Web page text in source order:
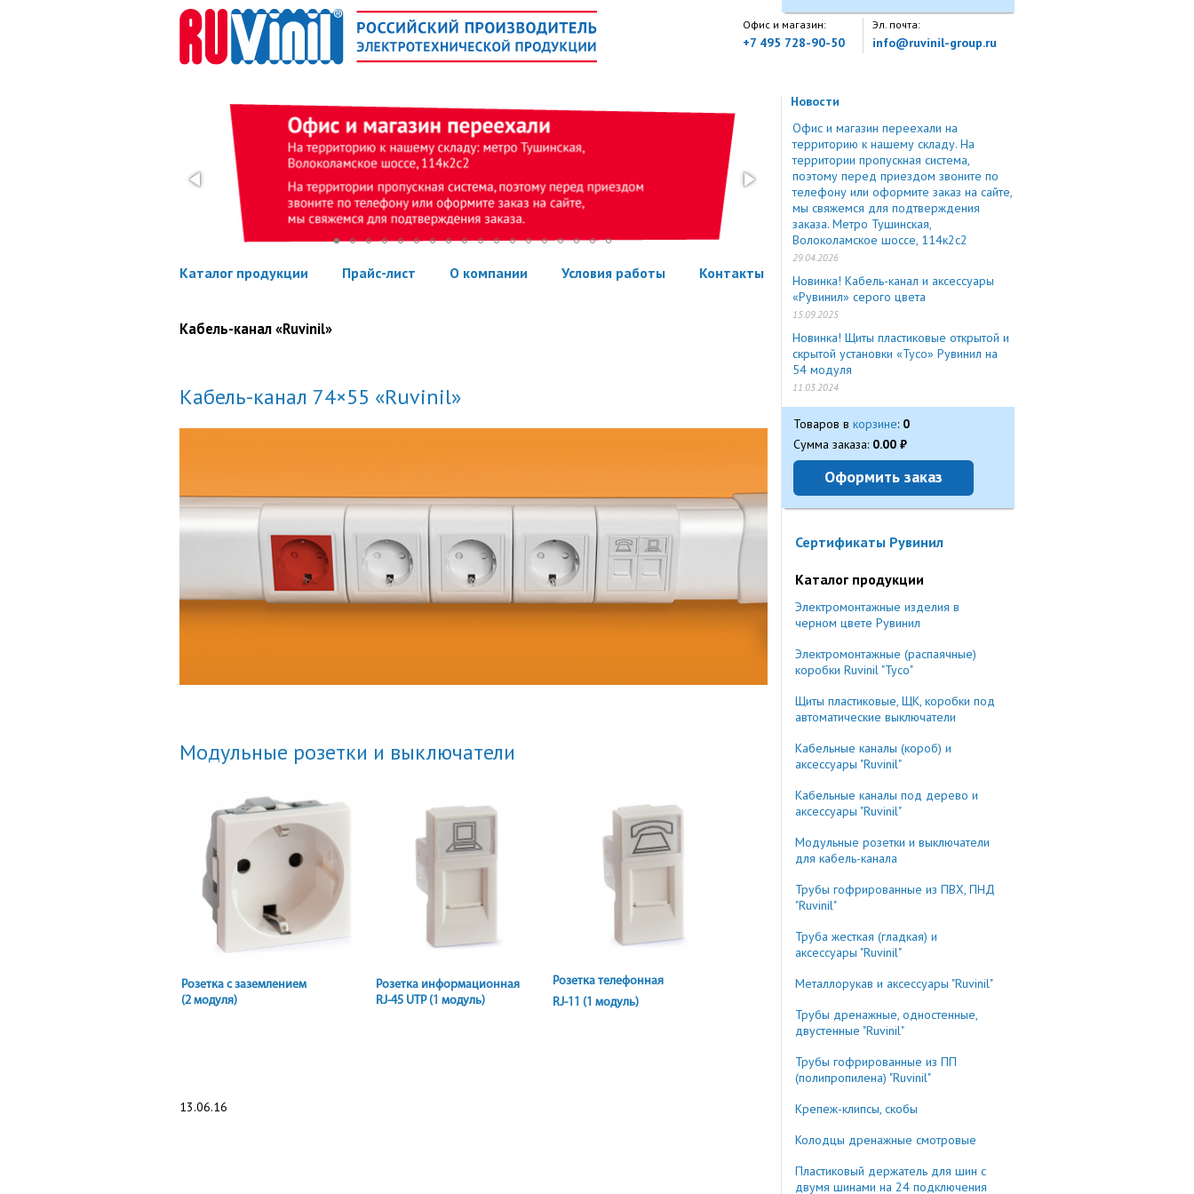
Офис и магазин:
+7 495 728-90-50
Эл. почта:
info@ruvinil-group.ru
Каталог продукции Прайс-лист О компании Условия работы Контакты
Кабель-канал «Ruvinil»
Кабель-канал 74×55 «Ruvinil»
Модульные розетки и выключатели
Розетка с заземлением
(2 модуля)
Розетка информационная
RJ-45 UTP (1 модуль)
Розетка телефонная
RJ-11 (1 модуль)
13.06.16
Новости
Офис и магазин переехали на
территорию к нашему складу. На
территории пропускная система,
поэтому перед приездом звоните по
телефону или оформите заказ на сайте,
мы свяжемся для подтверждения
заказа. Метро Тушинская,
Волоколамское шоссе, 114к2с2
29.04.2026
Новинка! Кабель-канал и аксессуары
«Рувинил» серого цвета
15.09.2025
Новинка! Щиты пластиковые открытой и
скрытой установки «Тусо» Рувинил на
54 модуля
11.03.2024
Товаров в корзине: 0
Сумма заказа: 0.00
Оформить заказ
Сертификаты Рувинил
Каталог продукции
Электромонтажные изделия в
черном цвете Рувинил
Электромонтажные (распаячные)
коробки Ruvinil "Тусо"
Щиты пластиковые, ЩК, коробки под
автоматические выключатели
Кабельные каналы (короб) и
аксессуары "Ruvinil"
Кабельные каналы под дерево и
аксессуары "Ruvinil"
Модульные розетки и выключатели
для кабель-канала
Трубы гофрированные из ПВХ, ПНД
"Ruvinil"
Труба жесткая (гладкая) и
аксессуары "Ruvinil"
Металлорукав и аксессуары "Ruvinil"
Трубы дренажные, одностенные,
двустенные "Ruvinil"
Трубы гофрированные из ПП
(полипропилена) "Ruvinil"
Крепеж-клипсы, скобы
Колодцы дренажные смотровые
Пластиковый держатель для шин с
двумя шинами на 24 подключения